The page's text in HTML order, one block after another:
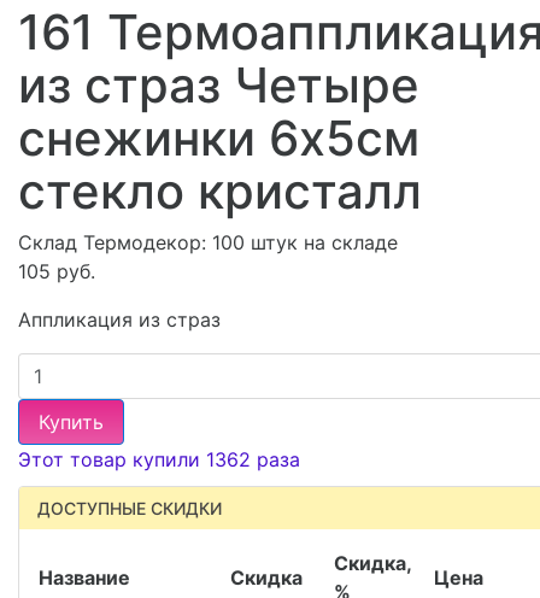
161
из страз Четыре
снежинки 6х5см
стекло кристалл
Склад Термодекор: 100 штук на складе
105 руб.
Аппликация из страз
Купить
Этот товар купили 1362 раза
ДОСТУПНЫЕ СКИДКИ
Название Скидка
Скидка,
%
Цена